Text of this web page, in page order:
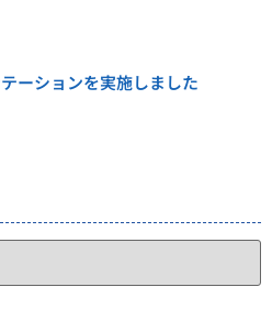
ーションを実施しました